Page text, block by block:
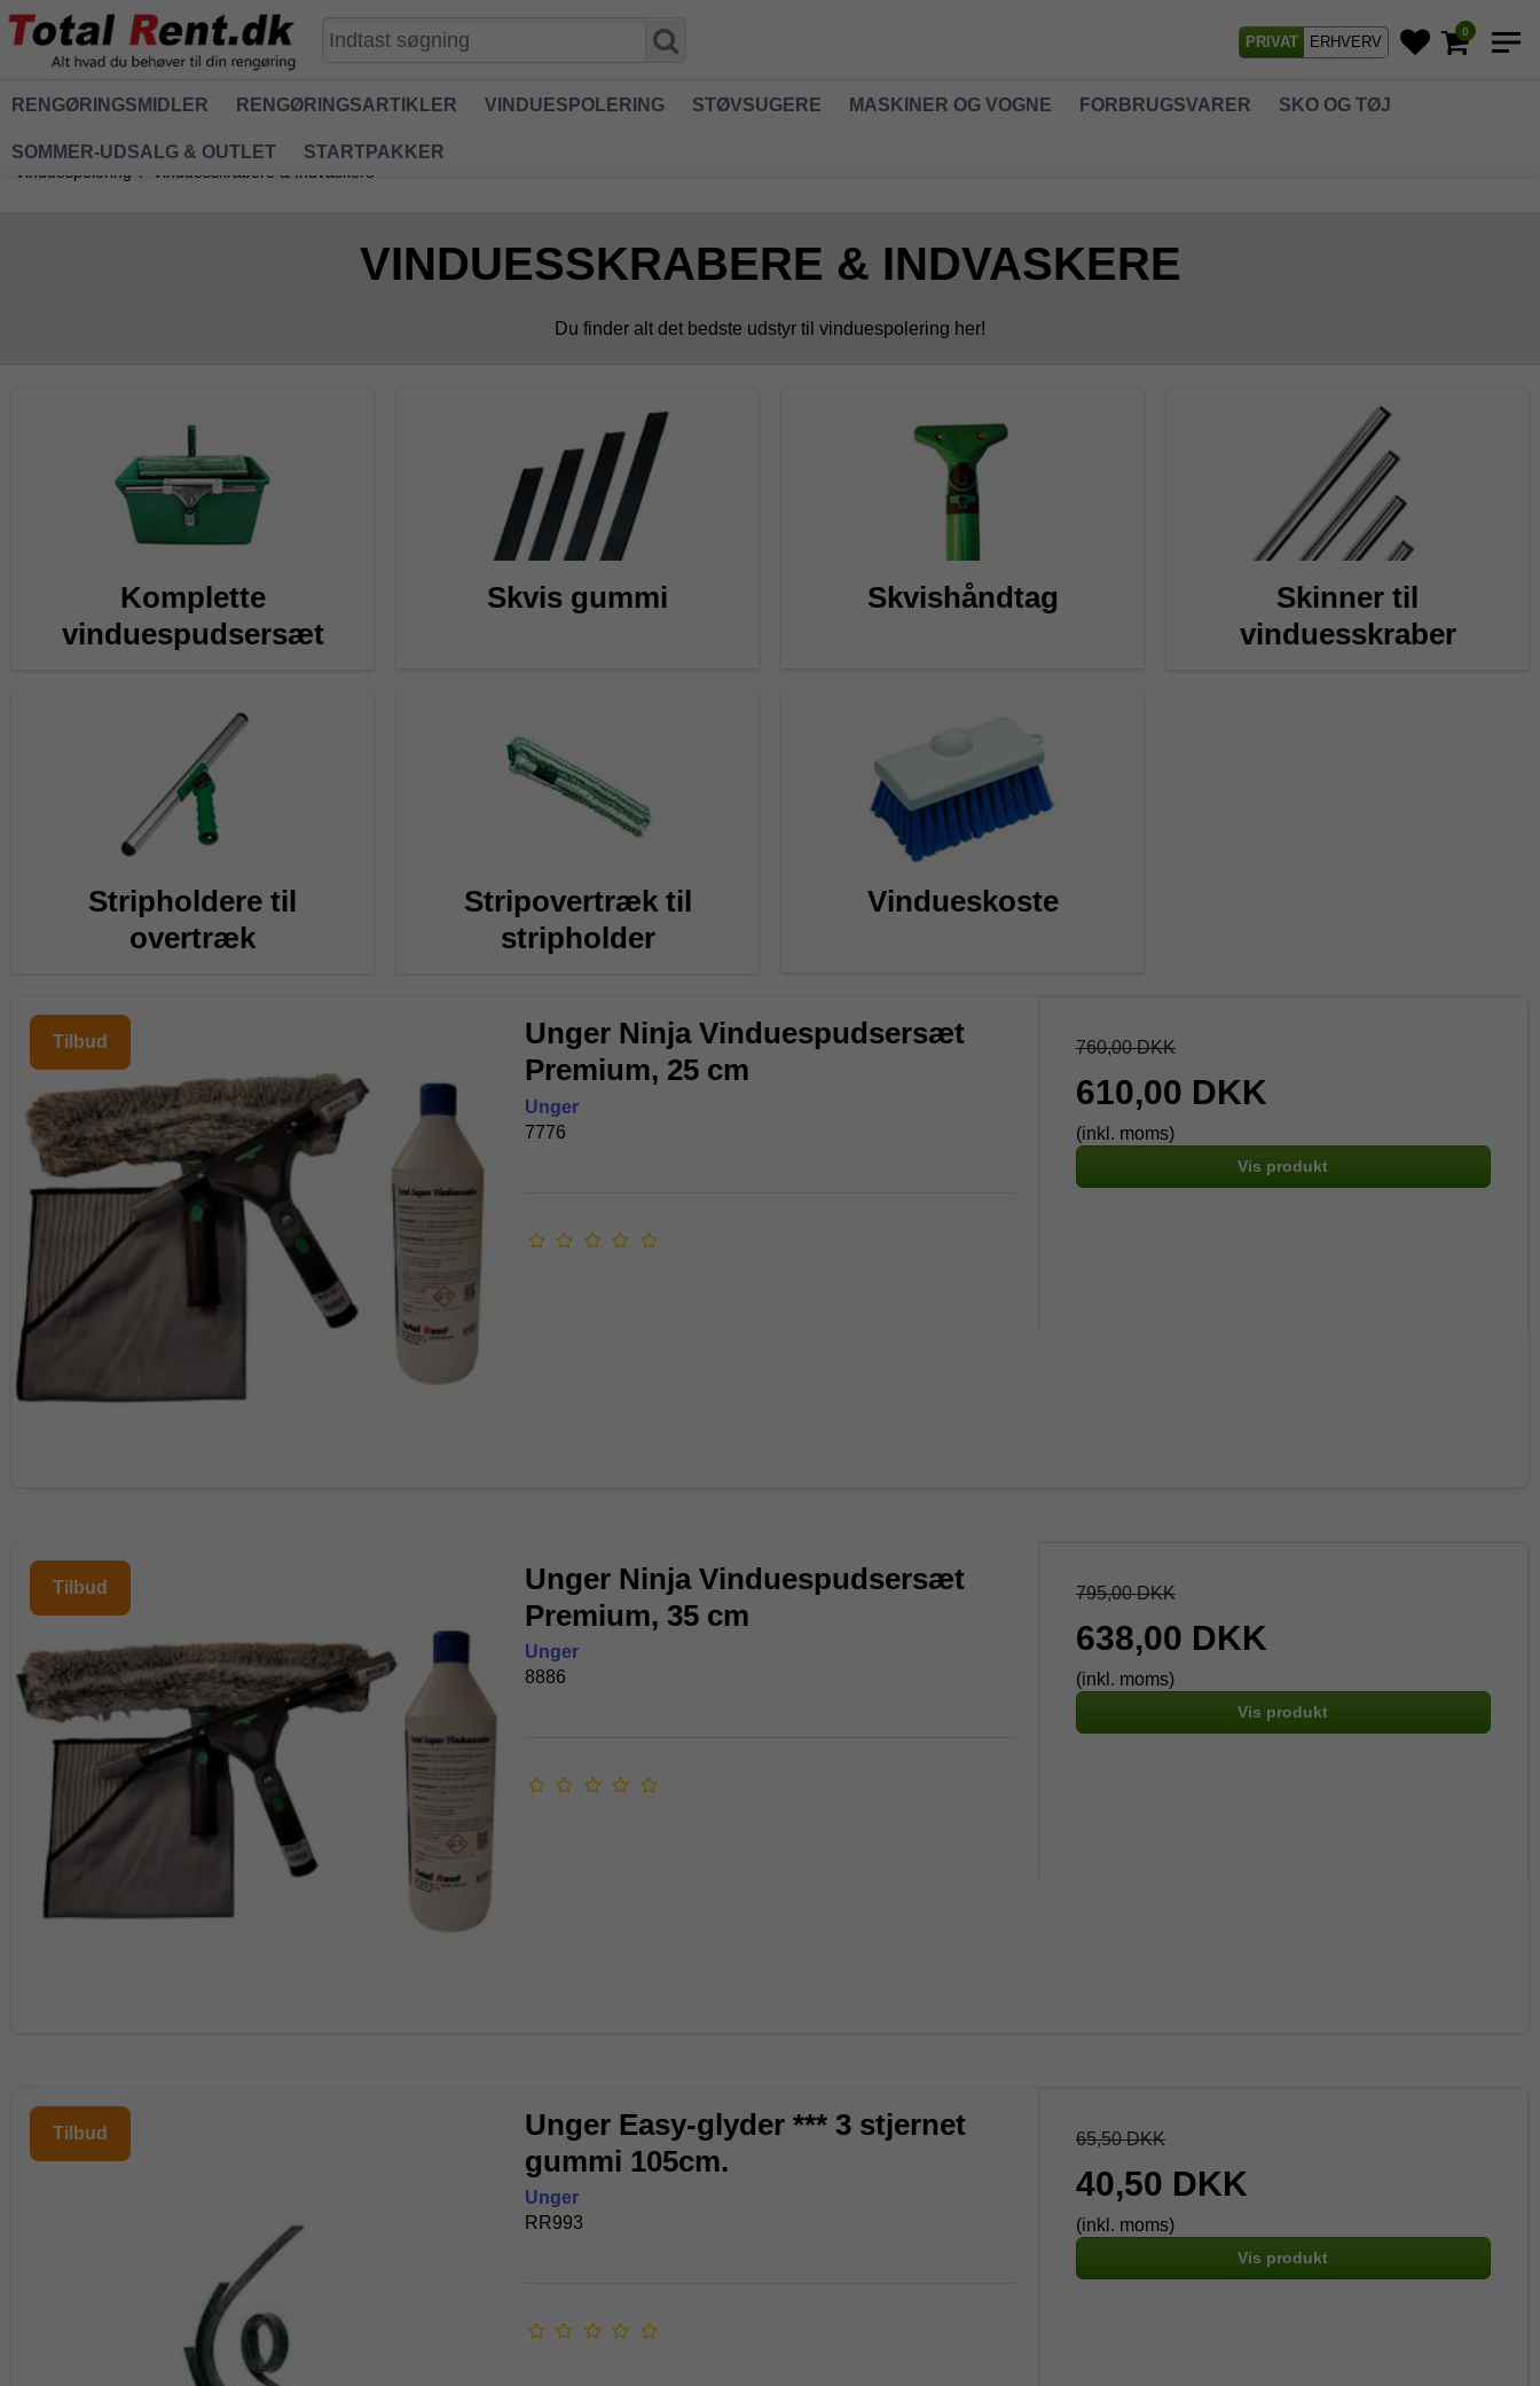
PRIVAT ERHVERV
0
RENGØRINGSMIDLER RENGØRINGSARTIKLER VINDUESPOLERING STØVSUGERE MASKINER OG VOGNE FORBRUGSVARER SKO OG TØJ
SOMMER-UDSALG & OUTLET STARTPAKKER
Vinduespolering / Vinduesskrabere & Indvaskere
VINDUESSKRABERE & INDVASKERE
Du finder alt det bedste udstyr til vinduespolering her!
Komplette
vinduespudsersæt
Skvis gummi Skvishåndtag
Skinner til
vinduesskraber
Stripholdere til
overtræk
Stripovertræk til
stripholder
Vindueskoste
Tilbud
Unger Ninja Vinduespudsersæt
Premium, 25 cm
Unger
7776
760,00 DKK
610,00 DKK
(inkl. moms)
Vis produkt
Tilbud
Unger Ninja Vinduespudsersæt
Premium, 35 cm
Unger
8886
795,00 DKK
638,00 DKK
(inkl. moms)
Vis produkt
Tilbud
Unger Easy-glyder *** 3 stjernet
gummi 105cm.
Unger
RR993
65,50 DKK
40,50 DKK
(inkl. moms)
Vis produkt